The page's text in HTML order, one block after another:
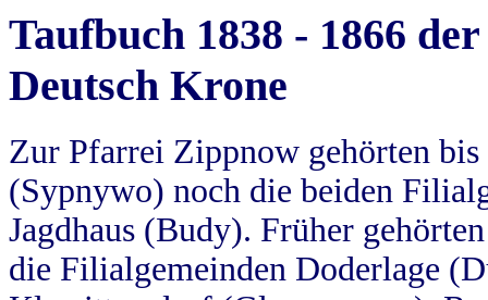
Taufbuch 1838 - 1866
Deutsch Krone
Zur Pfarrei Zippnow gehörten
(Sypnywo) noch die beiden
Jagdhaus (Budy). Früher
die Filialgemeinden Doderlage